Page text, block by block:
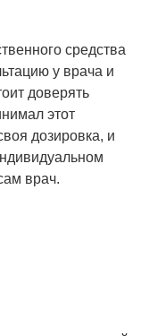
средства
у врача и
доверять
этот
дозировка, и
врач.